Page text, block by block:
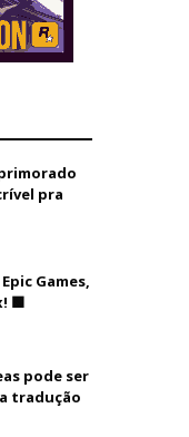
pra
Games,
🟩
pode ser
tradução